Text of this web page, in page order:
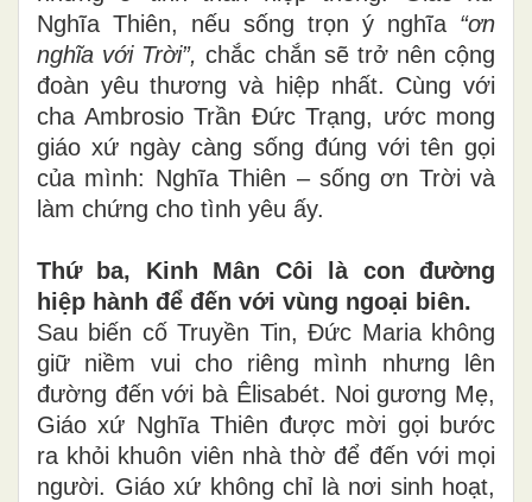
Nghĩa Thiên, nếu sống trọn ý nghĩa “ơn
nghĩa với Trời”,chắc chắn sẽ trở nên cộng
đoàn yêu thương và hiệp nhất. Cùng với
cha Ambrosio Trần Đức Trạng, ước mong
giáo xứ ngày càng sống đúng với tên gọi
của mình: Nghĩa Thiên – sống ơn Trời và
làm chứng cho tình yêu ấy.
Thứ ba, Kinh Mân Côi là con đường
hiệp hành để đến với vùng ngoại biên.
Sau biến cố Truyền Tin, Đức Maria không
giữ niềm vui cho riêng mình nhưng lên
đường đến với bà Êlisabét. Noi gương Mẹ,
Giáo xứ Nghĩa Thiên được mời gọi bước
ra khỏi khuôn viên nhà thờ để đến với mọi
người. Giáo xứ không chỉ là nơi sinh hoạt,